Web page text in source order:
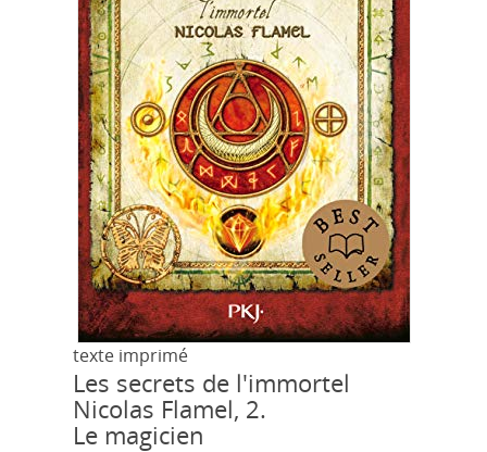
texte imprimé
Les secrets de l'immortel
Nicolas Flamel, 2.
Le magicien